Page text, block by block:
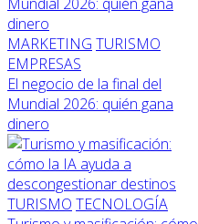
MARKETING TURISMO
EMPRESAS
El negocio de la final del
Mundial 2026: quién gana
dinero
TURISMO TECNOLOGÍA